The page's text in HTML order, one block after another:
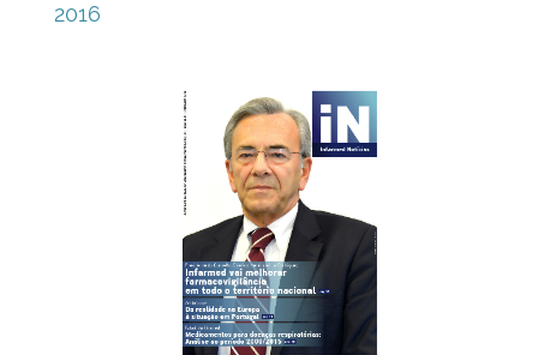
2016